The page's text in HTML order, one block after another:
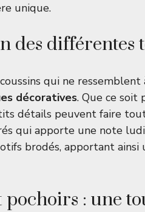
unique.
des différentes
qui ne
décoratives. Que ce soit
détails peuvent faire
qui apporte une note
brodés, apportant ainsi
: une